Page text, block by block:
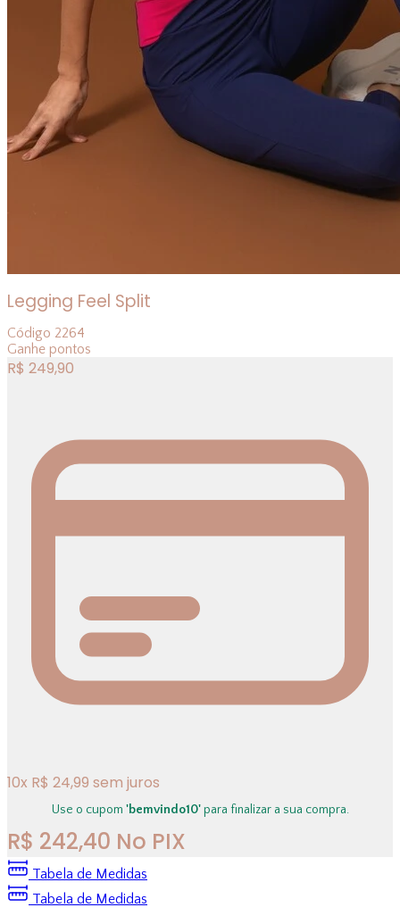
Legging Feel Split
Código 2264
Ganhe pontos
R$ 249,90
10x R$ 24,99 sem juros
Use o cupom 'bemvindo10'para finalizar a sua compra.
R$ 242,40 No PIX
Tabela de Medidas
Tabela de Medidas